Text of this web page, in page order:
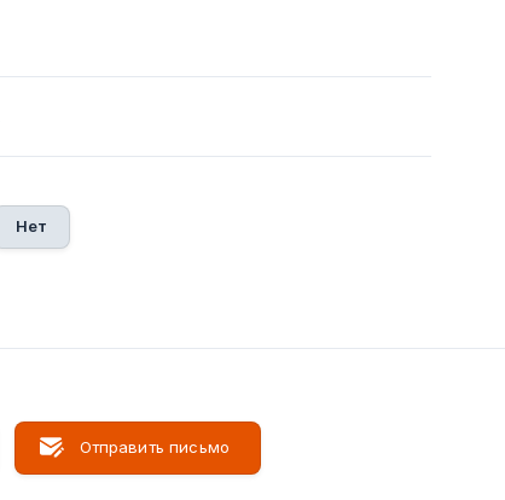
Нет
Отправить письмо